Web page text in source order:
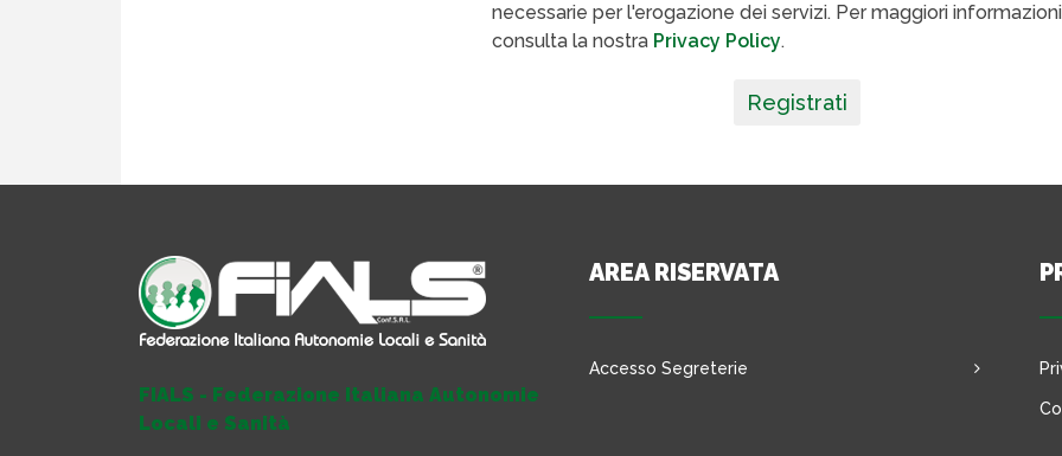
necessarie per l'erogazione dei servizi. Per maggiori
consulta la nostra Privacy Policy.
Registrati
FIALS - Federazione Italiana Autonomie
Locali e Sanità
AREA RISERVATA
Accesso Segreterie